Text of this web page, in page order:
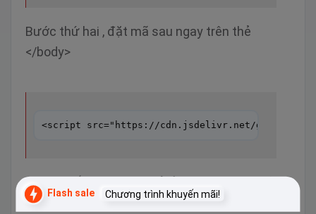
Bước thứ hai , đặt mã sau ngay trên thẻ
</body>
<script src="https://cdn.jsdelivr.net/gh/blanter/
Bước cuối cùng , bạn chỉ cần nhập đoạn mã
sau tại vị trí muốn hiển thị widget slider này, nó
Flash sale Chương trình khuyến mãi!